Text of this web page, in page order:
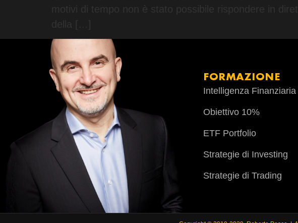
motivi di tempo non è stato possibile rispondere in
FORMAZIONE
Intelligenza Finanziaria
Obiettivo 10%
ETF Portfolio
Strategie di Investing
Strategie di Trading